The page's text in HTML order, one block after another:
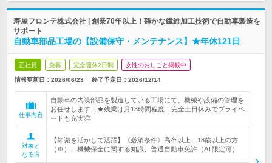
寿屋フロンテ株式会社 | 創業70年以上！確かな繊維加工技術で自動車製造を
サポート
自動車部品工場の【設備保守・メンテナンス】★年休121日
正社員 急募 完全週休2日制 女性のおしごと掲載中
情報更新日：2026/06/23 終了予定日： 2026/12/14
仕事内容
自動車の内装部品を製造している工場にて、機械や設備の管理を
お任せします！★残業は月13時間程度！完全土日休みでプライベ
ートも充実◎
対象と
なる方
【知識を活かして活躍】《必須条件》高卒以上、18歳以上の方
（※）、機械保全に関する知識、普通自動車免許（AT限定可）